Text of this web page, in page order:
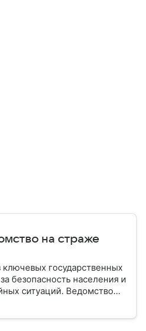
на страже
государственных
безопасность населения и
ситуаций. Ведомство
граждан от